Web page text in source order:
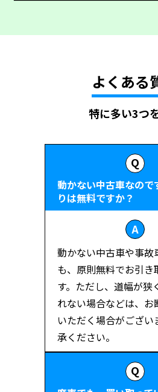
よくある
特に多い3つ
動かない中古車なので
りは無料ですか？
動かない中古車や事故
も、原則無料でお引き
す。ただし、道幅が狭
れない場合などは、お
いただく場合がござい
承ください。